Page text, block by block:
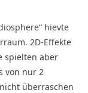
hievte
2D-Effekte
spielten aber
von nur 2
überraschen